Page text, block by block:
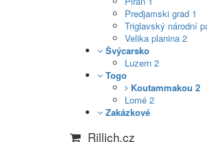
Predjamski grad 1
Triglavský národní
Velika planina 2
Švýcarsko
Luzern 2
Togo
Koutammakou 2
Lomé 2
Zakázkové
Rillich.cz